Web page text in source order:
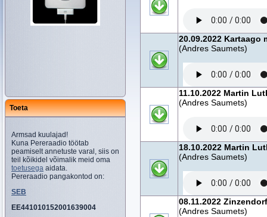
Toeta
Armsad kuulajad!
Kuna Pereraadio töötab
peamiselt annetuste varal, siis on
teil kõikidel võimalik meid oma
toetusega aidata.
Pereraadio pangakontod on:
SEB
EE441010152001639004
20.09.2022 Kartaago
(Andres Saumets)
11.10.2022 Martin
(Andres Saumets)
18.10.2022 Martin
(Andres Saumets)
08.11.2022
(Andres Saumets)